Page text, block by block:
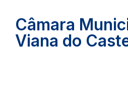
Câmara
Viana do